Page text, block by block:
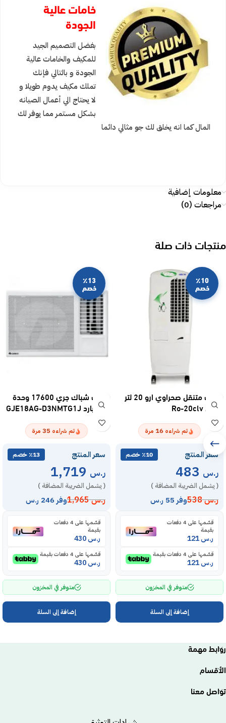
خامات عالية
الجودة
بفضل التصميم الجيد
للمكيف والخامات عالية
الجودة و بالتالي فإنك
تملك مكيف يدوم طويلا و
لا يحتاج الي أعمال الصيانه
بشكل مستمر مما يوفر لك
المال كما انه يخلق لك جو مثالي دائما
معلومات إضافية
مراجعات (0)
منتجات ذات صلة
٪10
خصم
مكيف متنقل صحراوي ارو 20 لتر
كرتون Ro-20clv
تم شراءه 16 مرة
سعر المنتج ٪10 خصم
ر.س
( يشمل الضريبة المضافة )
ر.س538 وفر 55 ر.س
قسّمها على 4 دفعات
بقيمة
ر.س
قسّمها على 4 دفعات بقيمة
ر.س
متوفر في المخزون
إضافة إلى السلة
٪13
خصم
مكيف شباك جري 17600 وحدة
حار – بارد GJE18AG-D3NMTG1J
تم شراءه 35 مرة
سعر المنتج ٪13 خصم
ر.س
( يشمل الضريبة المضافة )
ر.س1,965 وفر 246 ر.س
قسّمها على 4 دفعات
بقيمة
ر.س
قسّمها على 4 دفعات بقيمة
ر.س
متوفر في المخزون
إضافة إلى السلة
روابط مهمة
الأقسام
تواصل معنا